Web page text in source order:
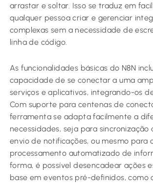
arrastar e soltar. Isso se traduz em
qualquer pessoa criar e gerenciar
complexas sem a necessidade de
linha de código.
As funcionalidades básicas do N8N
capacidade de se conectar a uma
serviços e aplicativos, integrando-os
Com suporte para centenas de
ferramenta se adapta facilmente a
necessidades, seja para sincronização
envio de notificações, ou mesmo para
processamento automatizado de
forma, é possível desencadear ações
base em eventos pré-definidos, como